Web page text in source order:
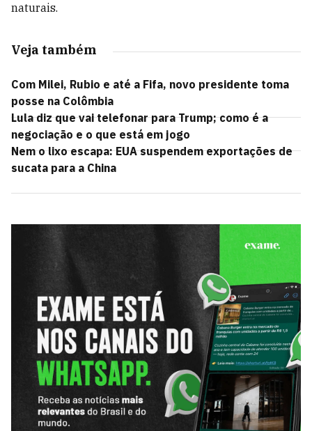
naturais.
Veja também
Com Milei, Rubio e até a Fifa, novo presidente toma
posse na Colômbia
Lula diz que vai telefonar para Trump; como é a
negociação e o que está em jogo
Nem o lixo escapa: EUA suspendem exportações de
sucata para a China